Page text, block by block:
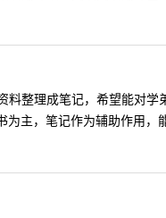
整理成笔记，希望能对
为主，笔记作为辅助作用，